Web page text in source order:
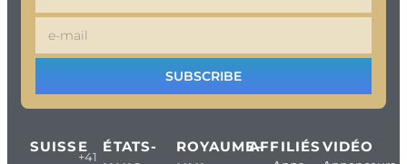
SUBSCRIBE
SUISSE
+41
ÉTATS-
ROYAUME-AFFILIÉS VIDÉO